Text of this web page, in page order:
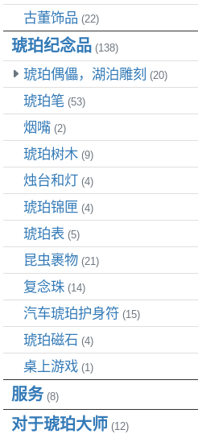
古董饰品 (22)
琥珀纪念品 (138)
琥珀偶儡，湖泊雕刻 (20)
琥珀笔 (53)
烟嘴 (2)
琥珀树木 (9)
烛台和灯 (4)
琥珀锦匣 (4)
琥珀表 (5)
昆虫裹物 (21)
复念珠 (14)
汽车琥珀护身符 (15)
琥珀磁石 (4)
桌上游戏 (1)
服务(8)
对于琥珀大师 (12)